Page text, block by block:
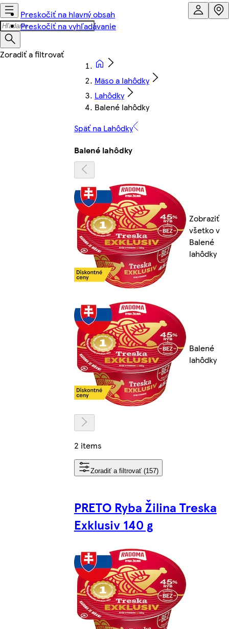
Preskočiť na hlavný obsah
Preskočiť na vyhľadávanie
Mäso a lahôdky
Lahôdky
Balené lahôdky
Späť na Lahôdky
Balené lahôdky
Zobraziť
všetko v
Balené
lahôdky
Balené
lahôdky
2 items
Zoradiť a filtrovať (157)
PRETO Ryba Žilina Treska
Exklusiv 140 g